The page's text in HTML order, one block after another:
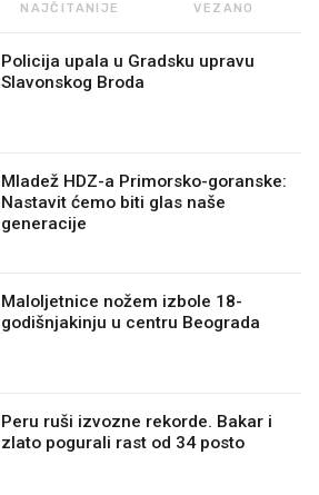
NAJČITANIJE VEZANO
Policija upala u Gradsku upravu
Slavonskog Broda
Mladež HDZ-a Primorsko-goranske:
Nastavit ćemo biti glas naše
generacije
Maloljetnice nožem izbole 18-
godišnjakinju u centru Beograda
Peru ruši izvozne rekorde. Bakar i
zlato pogurali rast od 34 posto